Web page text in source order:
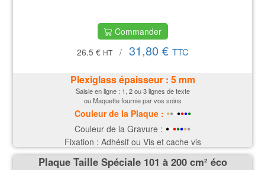
Commander
26.5 € HT / 31,80 € TTC
Plexiglass épaisseur : 5 mm
Saisie en ligne : 1, 2 ou 3 lignes de texte
ou Maquette fournie par vos soins
Couleur de la Plaque : ••• ••••
Couleur de la Gravure : • •••••
Fixation : Adhésif ou Vis et cache vis
Plaque Taille Spéciale 101 à 200 cm² éco